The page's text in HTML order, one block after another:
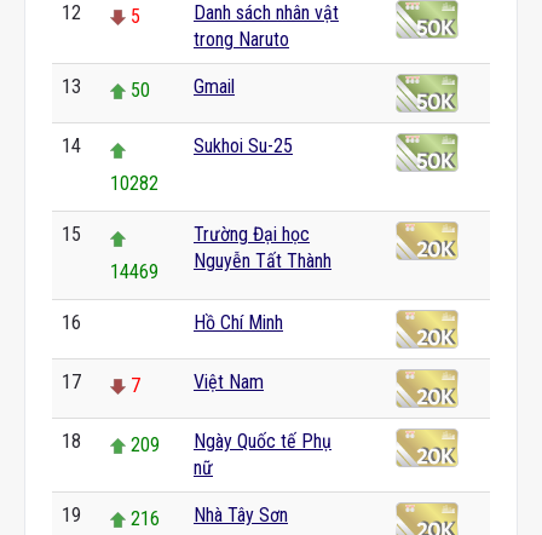
12 5
Danh sách nhân vật
trong Naruto
13 50 Gmail
14
10282
Sukhoi Su-25
15
14469
Trường Đại học
Nguyễn Tất Thành
16 Hồ Chí Minh
17 7 Việt Nam
18 209
Ngày Quốc tế Phụ
nữ
19 216 Nhà Tây Sơn